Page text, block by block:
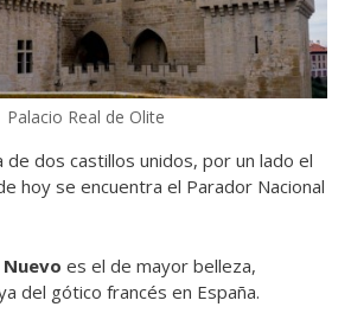
Palacio Real de Olite
de dos castillos unidos, por un lado el
hoy se encuentra el Parador Nacional
Nuevo es el de mayor belleza,
del gótico francés en España.